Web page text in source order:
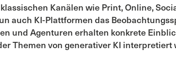
Kanälen wie Print, Online,
auch KI-Plattformen das
und Agenturen erhalten konkrete
Themen von generativer KI interpretiert